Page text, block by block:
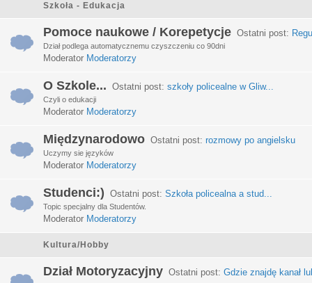
Szkoła - Edukacja
Pomoce naukowe / Korepetycje Ostatni post:
Dział podlega automatycznemu czyszczeniu co 90dni
Moderator Moderatorzy
O Szkole... Ostatni post: szkoły policealne w Gliw...
Czyli o edukacji
Moderator Moderatorzy
Międzynarodowo Ostatni post: rozmowy po angielsku
Uczymy sie języków
Moderator Moderatorzy
Studenci:) Ostatni post: Szkoła policealna a stud...
Topic specjalny dla Studentów.
Moderator Moderatorzy
Kultura/Hobby
Dział Motoryzacyjny Ostatni post: Gdzie znajdę kanał